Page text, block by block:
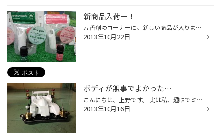
新商品入荷ー！
芳香剤のコーナーに、新しい商品が入りました！ アロマ好きな方には是非お試しいただきたい！ 「アロマカプセル」！！ 前からある「ドライブタイム」の仲間です。 ドライブタイムは本体をシガーソケットにさして、自分の好きなアロマの香りを車で楽しめるものなのですが、アロマカプセルは電源がい...
2013年10月22日
ボディが無事でよかった…
こんにちは、上野です。 実は私、趣味でミニ四駆をやっているのですが、 ちょっと前にNEWマシンを購入しました。 軽くイジッて、さぁ走らせるぞッ！！ と、近くのコース常設のお店でテスト走行…。 開始2秒でご覧の有様ですorz。 コース攻略の道のりはまだまだ先のようです…。 なにはともあれ、 ボデ...
2013年10月16日